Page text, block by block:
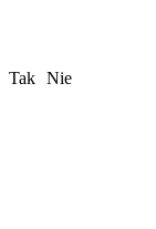
Tak Nie